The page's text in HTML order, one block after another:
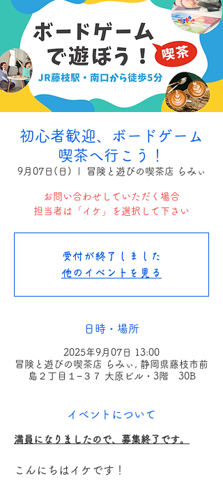
初心者歓迎、ボードゲーム
喫茶へ行こう！
9月07日(日) 冒険と遊びの喫茶店 らみぃ
お問い合わせしていただく場合
担当者は「イケ」を選択して下さい
受付が終了しました
他のイベントを見る
日時・場所
2025年9月07日 13:00
冒険と遊びの喫茶店 らみぃ, 静岡県藤枝市前
島２丁目１−３７ 大原ビル・3階 30B
イベントについて
満員になりましたので、募集終了です。
こんにちはイケです！